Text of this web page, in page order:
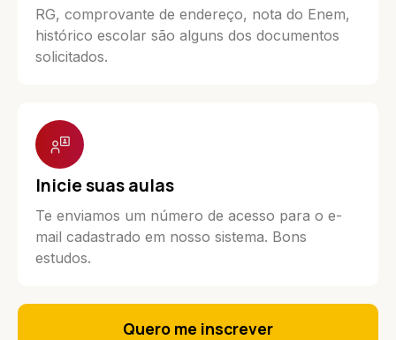
RG, comprovante de endereço, nota do Enem,
histórico escolar são alguns dos documentos
solicitados.
Inicie suas aulas
Te enviamos um número de acesso para o e-
mail cadastrado em nosso sistema. Bons
estudos.
Quero me inscrever